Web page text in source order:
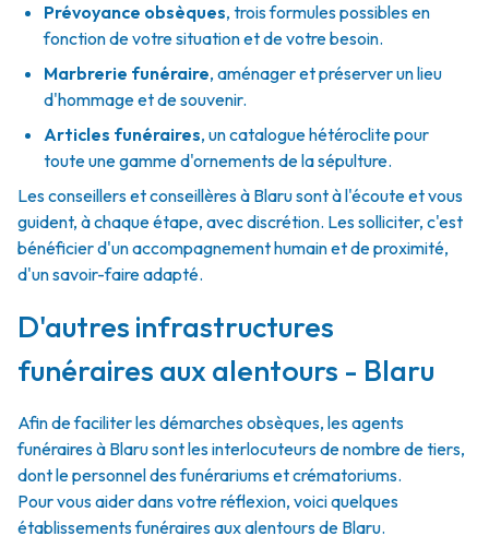
Prévoyance obsèques, trois formules possibles en
fonction de votre situation et de votre besoin.
Marbrerie funéraire, aménager et préserver un lieu
d'hommage et de souvenir.
Articles funéraires, un catalogue hétéroclite pour
toute une gamme d'ornements de la sépulture.
Les conseillers et conseillères à Blaru sont à l'écoute et vous
guident, à chaque étape, avec discrétion. Les solliciter, c'est
bénéficier d'un accompagnement humain et de proximité,
d'un savoir-faire adapté.
D'autres infrastructures
funéraires aux alentours - Blaru
Afin de faciliter les démarches obsèques, les agents
funéraires à Blaru sont les interlocuteurs de nombre de tiers,
dont le personnel des funérariums et crématoriums.
Pour vous aider dans votre réflexion, voici quelques
établissements funéraires aux alentours de Blaru.